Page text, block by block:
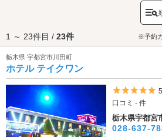
したかわいいおみくじを、2人で引いてみませ
」にも行ってみましょう。宇都
時代の後期より代々暮らしたお城です。現在
る他、歴史資料館「清明館」ではお城に関す
内の散策を楽しんだら、そろそろお腹の空く
オン通り」へ行ってみましょう。こちらは昭
店街です。宇都宮餃子の名店や、昔懐かしい
る食堂など、魅力的な飲食店が揃っています
けてくださいね♪観光・デートを満喫したらラ
町・川田町・宇都宮駅周辺エリアのラブホテ
鉄道「東武宇都宮駅」の近くに点在する他、簗
のホテルが集積しています。カップルズ予約で
そくデートスポット周辺のホテルをチェックし
1 ～ 23件目 / 23件 ※予約
栃木県 宇都宮市川田町
ホテル テイクワン
口コミ - 件
栃木県宇都宮
028-637-